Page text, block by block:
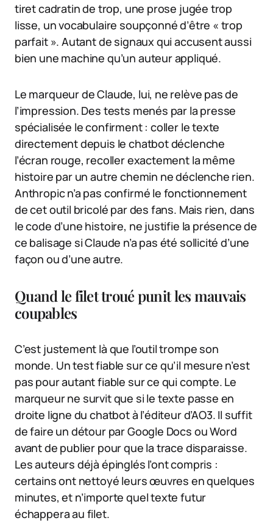
tiret cadratin de trop, une prose jugée trop
lisse, un vocabulaire soupçonné d’être « trop
parfait ». Autant de signaux qui accusent aussi
bien une machine qu’un auteur appliqué.
Le marqueur de Claude, lui, ne relève pas de
l’impression. Des tests menés par la presse
spécialisée le confirment : coller le texte
directement depuis le chatbot déclenche
l’écran rouge, recoller exactement la même
histoire par un autre chemin ne déclenche rien.
Anthropic n’a pas confirmé le fonctionnement
de cet outil bricolé par des fans. Mais rien, dans
le code d’une histoire, ne justifie la présence de
ce balisage si Claude n’a pas été sollicité d’une
façon ou d’une autre.
Quand le filet troué punit les mauvais
coupables
C’est justement là que l’outil trompe son
monde. Un test fiable sur ce qu’il mesure n’est
pas pour autant fiable sur ce qui compte. Le
marqueur ne survit que si le texte passe en
droite ligne du chatbot à l’éditeur d’AO3. Il suffit
de faire un détour par Google Docs ou Word
avant de publier pour que la trace disparaisse.
Les auteurs déjà épinglés l’ont compris :
certains ont nettoyé leurs œuvres en quelques
minutes, et n’importe quel texte futur
échappera au filet.